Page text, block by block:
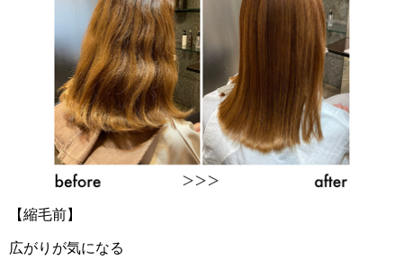
【縮毛前】
広がりが気になる